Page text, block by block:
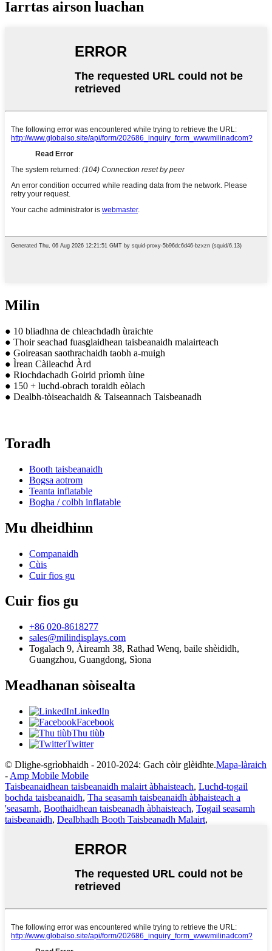
Iarrtas airson luachan
Milin
● 10 bliadhna de chleachdadh ùraichte
● Thoir seachad fuasglaidhean taisbeanaidh malairteach
● Goireasan saothrachaidh taobh a-muigh
● Ìrean Càileachd Àrd
● Riochdachadh Goirid prìomh ùine
● 150 + luchd-obrach toraidh eòlach
● Dealbh-tòiseachaidh & Taiseannach Taisbeanadh
Toradh
Booth taisbeanaidh
Bogsa aotrom
Teanta inflatable
Bogha / colbh inflatable
Mu dheidhinn
Companaidh
Cùis
Cuir fios gu
Cuir fios gu
+86 020-8618277
sales@milindisplays.com
Togalach 9, Àireamh 38, Rathad Wenq, baile shèididh,
Guangzhou, Guangdong, Sìona
Meadhanan sòisealta
LinkedIn
Facebook
Thu tiùb
Twitter
© Dlighe-sgrìobhaidh - 2010-2024: Gach còir glèidhte.Mapa-làraich
- Amp Mobile Mobile
Taisbeanaidhean taisbeanaidh malairt àbhaisteach, Luchd-togail
bochda taisbeanaidh, Tha seasamh taisbeanaidh àbhaisteach a
'seasamh, Boothaidhean taisbeanadh àbhaisteach, Togail seasamh
taisbeanaidh, Dealbhadh Booth Taisbeanadh Malairt,